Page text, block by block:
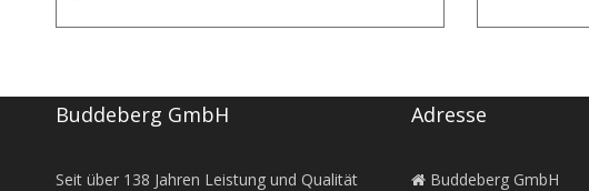
Buddeberg GmbH
Seit über 138 Jahren Leistung und Qualität
Adresse
Buddeberg GmbH